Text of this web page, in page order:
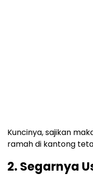
Kuncinya, sajikan
ramah di kantong
2. Segarnya